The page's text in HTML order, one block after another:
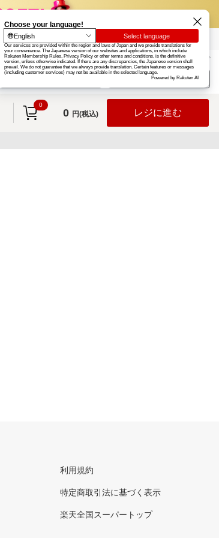
楽天グループ カード
お知らせ ヘルプ
ログイン
0
0 円(税込) レジに進む
利用規約
特定商取引法に基づく表示
楽天全国スーパートップ